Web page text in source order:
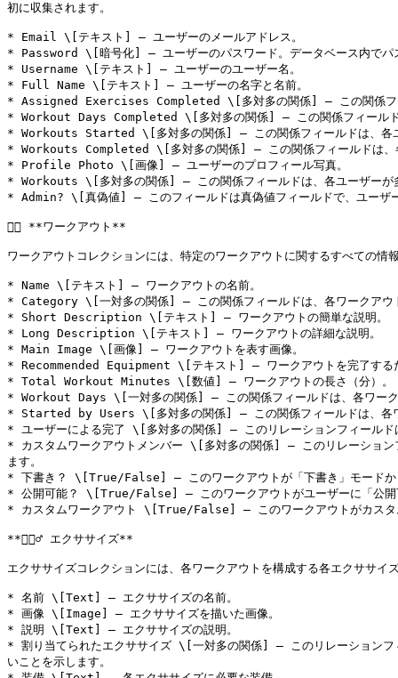
初に収集されます。
* Email \[テキスト] — ユーザーのメールアドレス。
* Password \[暗号化] — ユーザーのパスワード。データベース内でパ
* Username \[テキスト] — ユーザーのユーザー名。
* Full Name \[テキスト] — ユーザーの名字と名前。
* Assigned Exercises Completed \[多対多の関係] — この関係フィール
* Workout Days Completed \[多対多の関係] — この関係フィールドは
* Workouts Started \[多対多の関係] — この関係フィールドは、各ユー
* Workouts Completed \[多対多の関係] — この関係フィールドは、各ユ
* Profile Photo \[画像] — ユーザーのプロフィール写真。
* Workouts \[多対多の関係] — この関係フィールドは、各ユーザーが多
* Admin? \[真偽値] — このフィールドは真偽値フィールドで、ユーザー
🏋🏾 **ワークアウト**
ワークアウトコレクションには、特定のワークアウトに関するすべての
* Name \[テキスト] — ワークアウトの名前。
* Category \[一対多の関係] — この関係フィールドは、各ワークアウト
* Short Description \[テキスト] — ワークアウトの簡単な説明。
* Long Description \[テキスト] — ワークアウトの詳細な説明。
* Main Image \[画像] — ワークアウトを表す画像。
* Recommended Equipment \[テキスト] — ワークアウトを完了する
* Total Workout Minutes \[数値] — ワークアウトの長さ（分）。
* Workout Days \[一対多の関係] — この関係フィールドは、各ワークア
* Started by Users \[多対多の関係] — この関係フィールドは、各ワー
* ユーザーによる完了 \[多対多の関係] — このリレーションフィールドは
* カスタムワークアウトメンバー \[多対多の関係] — このリレーションフ
ます。
* 下書き？ \[True/False] — このワークアウトが「下書き」モードか
* 公開可能？ \[True/False] — このワークアウトがユーザーに「公開
* カスタムワークアウト \[True/False] — このワークアウトがカスタ
**🏃🏾‍♂️ エクササイズ**
エクササイズコレクションには、各ワークアウトを構成する各エクササイ
* 名前 \[Text] — エクササイズの名前。
* 画像 \[Image] — エクササイズを描いた画像。
* 説明 \[Text] — エクササイズの説明。
* 割り当てられたエクササイズ \[一対多の関係] — このリレーションフィ
いことを示します。